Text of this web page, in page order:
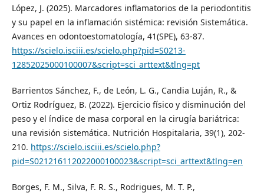
López, J. (2025). Marcadores inflamatorios de la periodontitis
y su papel en la inflamación sistémica: revisión Sistemática.
Avances en odontoestomatología, 41(SPE), 63-87.
https://scielo.isciii.es/scielo.php?pid=S0213-
12852025000100007&script=sci_arttext&tlng=pt
Barrientos Sánchez, F., de León, L. G., Candia Luján, R., &
Ortiz Rodríguez, B. (2022). Ejercicio físico y disminución del
peso y el índice de masa corporal en la cirugía bariátrica:
una revisión sistemática. Nutrición Hospitalaria, 39(1), 202-
210. https://scielo.isciii.es/scielo.php?
pid=S021216112022000100023&script=sci_arttext&tlng=en
Borges, F. M., Silva, F. R. S., Rodrigues, M. T. P.,